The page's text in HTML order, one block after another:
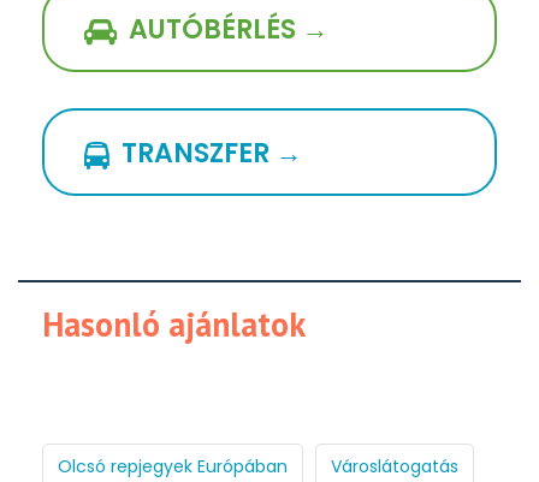
AUTÓBÉRLÉS →
TRANSZFER →
Hasonló ajánlatok
Olcsó repjegyek Európában Városlátogatás